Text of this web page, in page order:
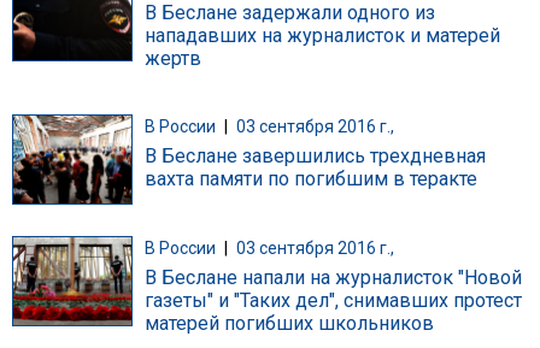
В Беслане задержали одного из
нападавших на журналисток и матерей
жертв
В России 03 сентября 2016 г.,
В Беслане завершились трехдневная
вахта памяти по погибшим в теракте
В России | 03 сентября 2016 г.,
В Беслане напали на журналисток "Новой
газеты" и "Таких дел", снимавших протест
матерей погибших школьников